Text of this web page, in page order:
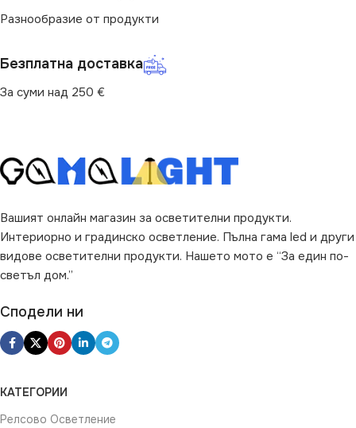
Разнообразие от продукти
Безплатна доставка
За суми над 250 €
Вашият онлайн магазин за осветителни продукти.
Интериорно и градинско осветление. Пълна гама led и други
видове осветителни продукти. Нашето мото е “За един по-
светъл дом.”
Сподели ни
КАТЕГОРИИ
Релсово Осветление